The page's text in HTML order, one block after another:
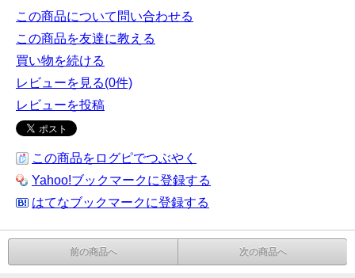
この商品について問い合わせる
この商品を友達に教える
買い物を続ける
レビューを見る(0件)
レビューを投稿
この商品をログピでつぶやく
Yahoo!ブックマークに登録する
はてなブックマークに登録する
前の商品へ 次の商品へ